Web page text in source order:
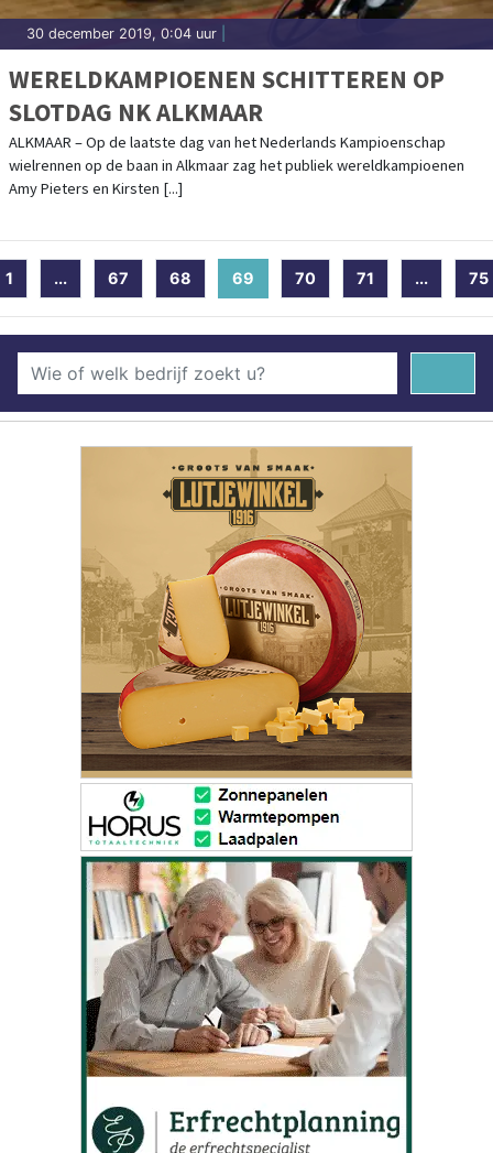
30 december 2019, 0:04 uur
WERELDKAMPIOENEN SCHITTEREN OP
SLOTDAG NK ALKMAAR
ALKMAAR – Op de laatste dag van het Nederlands Kampioenschap
wielrennen op de baan in Alkmaar zag het publiek wereldkampioenen
Amy Pieters en Kirsten [...]
1 ... 67 68 69 (current)
70 71 ... 75